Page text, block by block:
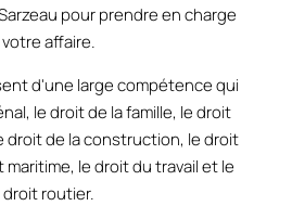
pour prendre en charge
votre affaire.
d'une large compétence qui
le droit de la famille, le droit
droit de la construction, le droit
maritime, le droit du travail et le
droit routier.